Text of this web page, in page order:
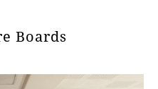
Boards